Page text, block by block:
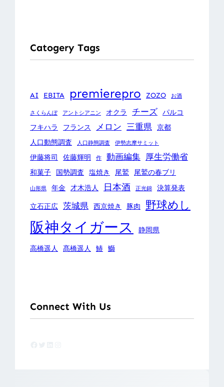
Catogery Tags
AI EBITA premierepro ZOZO お酒
さくらんぼ アントシアニン オクラ チーズ パルコ
フキハラ
フランス メロン 三重県 京都
人口動態調査
人口静態調査 伊勢志摩サミット
伊藤将司 佐藤輝明 作 動画編集 厚生労働省
和菓子 国勢調査 塩焼き 尾鷲 尾鷲の春ブリ
山形県 年金 才木浩人 日本酒 正光錦 決算発表
立石正広 茨城県 西京焼き 豚肉 野球めし
阪神タイガース 静岡県
高橋遥人 髙橋遥人 鰆 鰤
Connect With Us